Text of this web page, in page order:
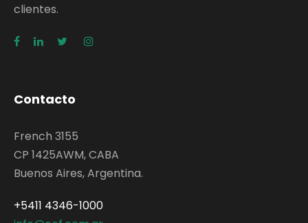
clientes.
Contacto
French 3155
CP 1425AWM, CABA
Buenos Aires, Argentina.
+5411 4346-1000